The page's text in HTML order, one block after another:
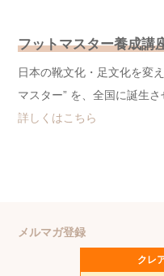
フットマスター養成講
日本の靴文化・足文化を変
マスター” を、全国に誕生
詳しくはこちら
メルマガ登録
クレ